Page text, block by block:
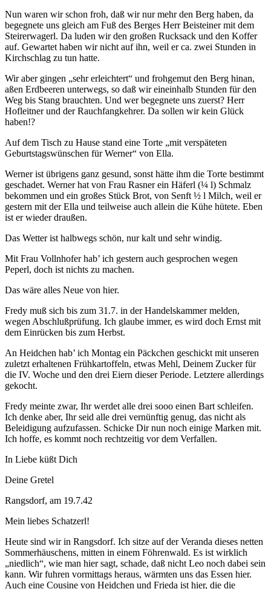
Nun waren wir schon froh, daß wir nur mehr den Berg haben, da
begegnete uns gleich am Fuß des Berges Herr Beisteiner mit dem
Steirerwagerl. Da luden wir den großen Rucksack und den Koffer
auf. Gewartet haben wir nicht auf ihn, weil er ca. zwei Stunden in
Kirchschlag zu tun hatte.
Wir aber gingen „sehr erleichtert“ und frohgemut den Berg hinan,
aßen Erdbeeren unterwegs, so daß wir eineinhalb Stunden für den
Weg bis Stang brauchten. Und wer begegnete uns zuerst? Herr
Hofleitner und der Rauchfangkehrer. Da sollen wir kein Glück
haben!?
Auf dem Tisch zu Hause stand eine Torte „mit verspäteten
Geburtstagswünschen für Werner“ von Ella.
Werner ist übrigens ganz gesund, sonst hätte ihm die Torte bestimmt
geschadet. Werner hat von Frau Rasner ein Häferl (¼ l) Schmalz
bekommen und ein großes Stück Brot, von Senft ½ l Milch, weil er
gestern mit der Ella und teilweise auch allein die Kühe hütete. Eben
ist er wieder draußen.
Das Wetter ist halbwegs schön, nur kalt und sehr windig.
Mit Frau Vollnhofer hab’ ich gestern auch gesprochen wegen
Peperl, doch ist nichts zu machen.
Das wäre alles Neue von hier.
Fredy muß sich bis zum 31.7. in der Handelskammer melden,
wegen Abschlußprüfung. Ich glaube immer, es wird doch Ernst mit
dem Einrücken bis zum Herbst.
An Heidchen hab’ ich Montag ein Päckchen geschickt mit unseren
zuletzt erhaltenen Frühkartoffeln, etwas Mehl, Deinem Zucker für
die IV. Woche und den drei Eiern dieser Periode. Letztere allerdings
gekocht.
Fredy meinte zwar, Ihr werdet alle drei sooo einen Bart schleifen.
Ich denke aber, Ihr seid alle drei vernünftig genug, das nicht als
Beleidigung aufzufassen. Schicke Dir nun noch einige Marken mit.
Ich hoffe, es kommt noch rechtzeitig vor dem Verfallen.
In Liebe küßt Dich
Deine Gretel
Rangsdorf, am 19.7.42
Mein liebes Schatzerl!
Heute sind wir in Rangsdorf. Ich sitze auf der Veranda dieses netten
Sommerhäuschens, mitten in einem Föhrenwald. Es ist wirklich
„niedlich“, wie man hier sagt, schade, daß nicht Leo noch dabei sein
kann. Wir fuhren vormittags heraus, wärmten uns das Essen hier.
Auch eine Cousine von Heidchen und Frieda ist hier, die die